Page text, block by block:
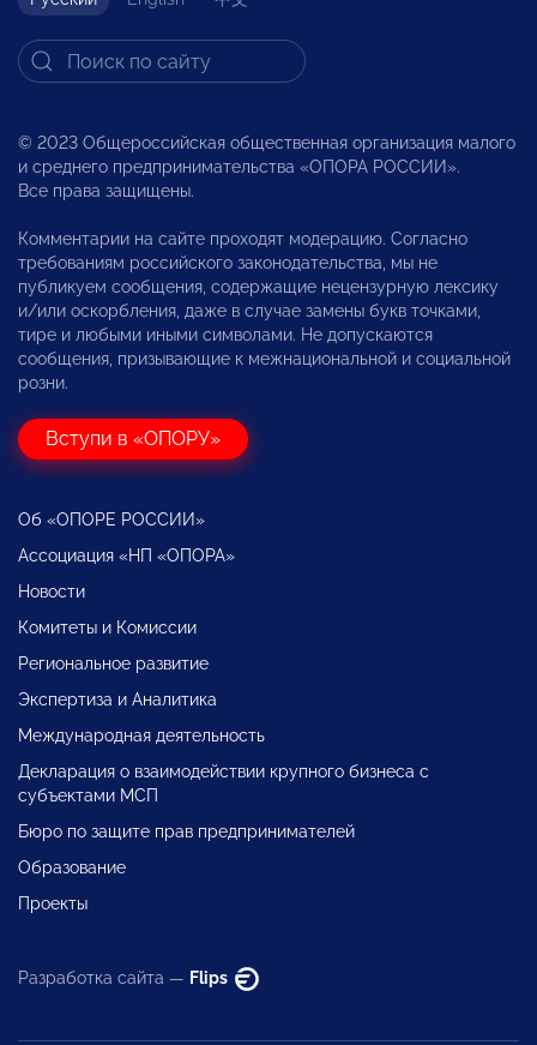
© 2023 Общероссийская общественная организация малого
и среднего предпринимательства «ОПОРА РОССИИ».
Все права защищены.
Комментарии на сайте проходят модерацию. Согласно
требованиям российского законодательства, мы не
публикуем сообщения, содержащие нецензурную лексику
и/или оскорбления, даже в случае замены букв точками,
тире и любыми иными символами. Не допускаются
сообщения, призывающие к межнациональной и социальной
розни.
Вступи в «ОПОРУ»
Об «ОПОРЕ РОССИИ»
Ассоциация «НП «ОПОРА»
Новости
Комитеты и Комиссии
Региональное развитие
Экспертиза и Аналитика
Международная деятельность
Декларация о взаимодействии крупного бизнеса с
субъектами МСП
Бюро по защите прав предпринимателей
Образование
Проекты
Разработка сайта — Flips